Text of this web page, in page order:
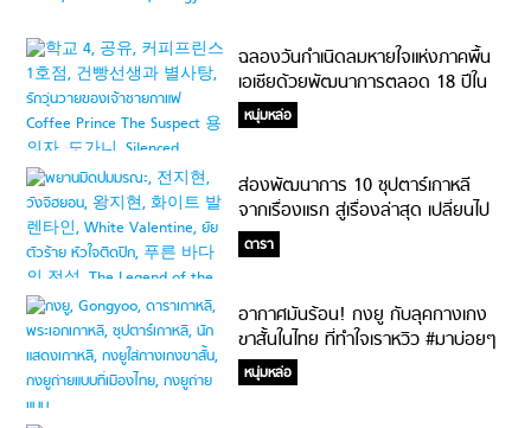
ฉลองวันกำเนิดลมหายใจแห่งภาคพื้น
เอเชียด้วยพัฒนาการตลอด 18 ปีใน
วงการของกงยู พระเอกแดนกิมจิ
ขวัญใจสาวเอเชีย
หนุ่มหล่อ
ส่องพัฒนาการ 10 ซุปตาร์เกาหลี
จากเรื่องแรก สู่เรื่องล่าสุด เปลี่ยนไป
แค่ไหนนะ?!?
ดารา
อากาศมันร้อน! กงยู กับลุคกางเกง
ขาสั้นในไทย ที่ทำใจเราหวิว #มาบ่อยๆ
นะคะ
หนุ่มหล่อ